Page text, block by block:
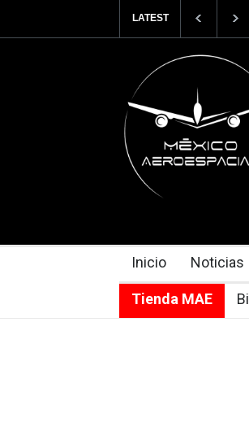
LATEST
La industria naval mexicana
Inicio Noticias
Tienda MAE